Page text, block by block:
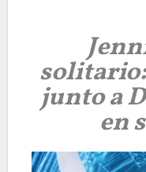
junto a
en